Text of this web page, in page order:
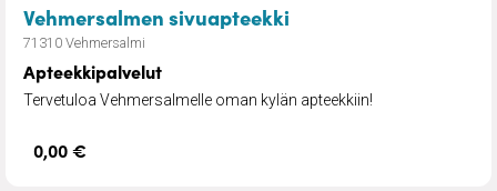
Vehmersalmen sivuapteekki
71310 Vehmersalmi
Apteekkipalvelut
Tervetuloa Vehmersalmelle oman kylän apteekkiin!
0,00 €